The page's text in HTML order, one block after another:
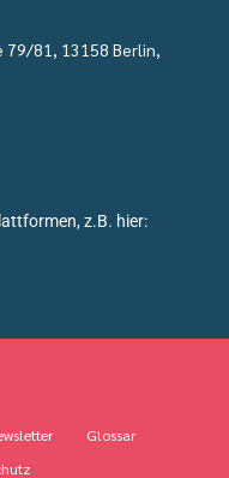
79/81, 13158 Berlin,
z.B. hier:
Glossar